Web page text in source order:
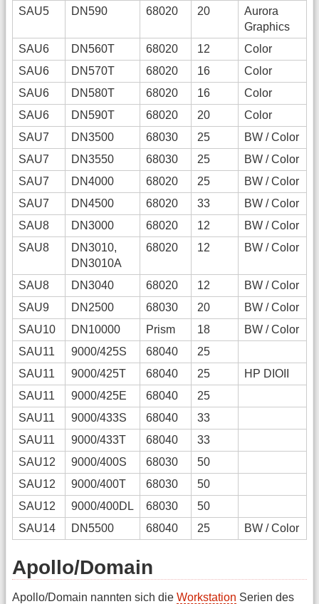
SAU5 DN590 68020 20
Aurora
Graphics
SAU6
DN560T 68020 12
Color
SAU6
DN570T 68020 16
Color
SAU6
DN580T 68020 16
Color
SAU6
DN590T 68020 20
Color
SAU7
DN3500 68030 25
BW / Color
SAU7
DN3550 68030 25
BW / Color
SAU7
DN4000 68020 25
BW / Color
SAU7
DN4500 68020 33 BW / Color
SAU8
DN3000 68020 12
BW / Color
SAU8
DN3010,
DN3010A
68020 12 BW / Color
SAU8 DN3040 68020 12
BW / Color
SAU9
DN2500 68030 20
BW / Color
SAU10
DN10000 Prism 18
BW / Color
SAU11
9000/425S 68040
25
SAU11
9000/425T 68040 25
HP DIOII
SAU11
9000/425E 68040
25
SAU11
9000/433S 68040
33
SAU11
9000/433T 68040
33
SAU12
9000/400S 68030
50
SAU12
9000/400T 68030
50
SAU12
9000/400DL 68030
50
SAU14
DN5500 68040 25 BW / Color
Apollo/Domain
Apollo/Domain nannten sich die Workstation Serien des